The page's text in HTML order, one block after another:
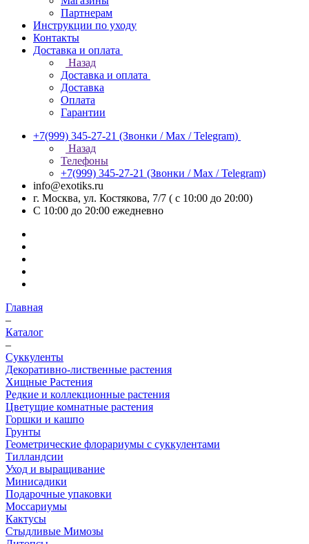
Партнерам
Инструкции по уходу
Контакты
Доставка и оплата
Назад
Доставка и оплата
Доставка
Оплата
Гарантии
+7(999) 345-27-21 (Звонки / Max / Telegram)
Назад
Телефоны
+7(999) 345-27-21 (Звонки / Max / Telegram)
info@exotiks.ru
г. Москва, ул. Костякова, 7/7 ( с 10:00 до 20:00)
С 10:00 до 20:00 ежедневно
Главная
–
Каталог
–
Суккуленты
Декоративно-лиственные растения
Хищные Растения
Редкие и коллекционные растения
Цветущие комнатные растения
Горшки и кашпо
Грунты
Геометрические флорариумы с суккулентами
Тилландсии
Уход и выращивание
Минисадики
Подарочные упаковки
Моссариумы
Кактусы
Стыдливые Мимозы